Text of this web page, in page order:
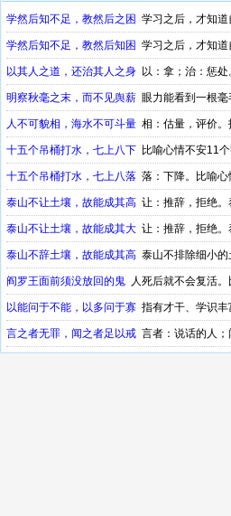
学然后知不足，教然后之困 学习之后，才知
学然后知不足，教然后知困 学习之后，才知
以其人之道，还治其人之身 以：拿；治：惩处
明察秋毫之末，而不见舆薪 眼力能看到一根
人不可貌相，海水不可斗量 相：估量，评价
十五个吊桶打水，七上八下 比喻心情不安11
十五个吊桶打水，七上八落 落：下降。比喻心
泰山不让土壤，故能成其高 让：推辞，拒绝
泰山不让土壤，故能成其大 让：推辞，拒绝
泰山不辞土壤，故能成其高 泰山不排除细小
阎罗王面前须没放回的鬼 人死后就不会复活
以能问于不能，以多问于寡 指有才干、学识
言之者无罪，闻之者足以戒 言者：说话的人